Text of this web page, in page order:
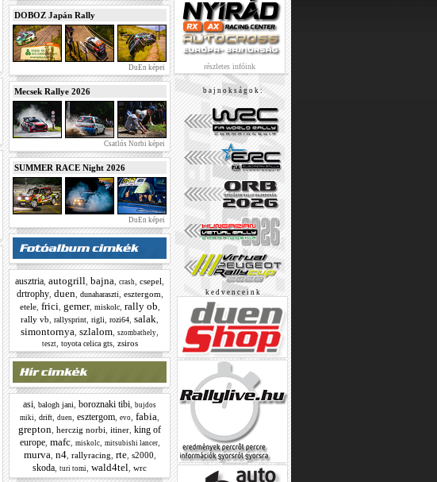
DOBOZ Japán Rally
DuEn képei
Mecsek Rallye 2026
Csatlós Norbi képei
SUMMER RACE Night 2026
DuEn képei
ausztria autogrill bajna crash csepel
drtrophy, duen dunaharaszti esztergom
etele, frici gemer, miskolc, rally ob
rally vb
rallysprint rigli rozi64 salak
simontornya szlalom szombathely
teszt, toyota celica gts, zsiros
asi balogh jani boroznaki tibi bujdos
miki drift duen esztergom evo fabia
grepton herczig norbi itiner king of
europe, mafc, miskolc, mitsubishi lancer,
murva n4, rallyracing rte, s2000
skoda turi tomi wald4tel wrc
részletes infóink
b a j n o k s á g o k :
k e d v e n c e i n k